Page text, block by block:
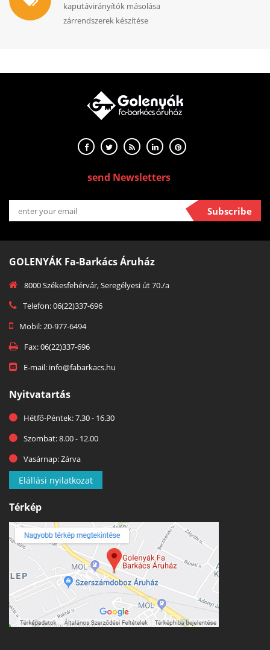
kaputávirányítók másolása
zárrendszerek készítése
send Newsletters
Subscribe
GOLENYÁK Fa-Barkács Áruház
8000 Székesfehérvár, Seregélyesi út 70./a
Telefon: 06(22)337-696
Mobil: 20-977-6494
Fax: 06(22)337-696
E-mail: info@fabarkacs.hu
Nyitvatartás
Hétfő-Péntek: 7.30 - 16.30
Szombat: 8.00 - 12.00
Vasárnap: Zárva
Elállási nyilatkozat
Térkép